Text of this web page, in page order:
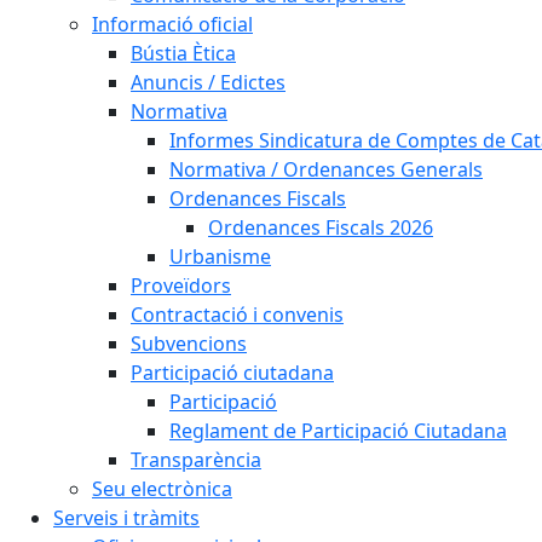
Informació oficial
Bústia Ètica
Anuncis / Edictes
Normativa
Informes Sindicatura de Comptes de
Normativa / Ordenances Generals
Ordenances Fiscals
Ordenances Fiscals 2026
Urbanisme
Proveïdors
Contractació i convenis
Subvencions
Participació ciutadana
Participació
Reglament de Participació Ciutadana
Transparència
Seu electrònica
Serveis i tràmits